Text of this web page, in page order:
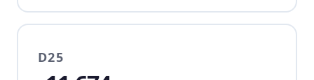
D25